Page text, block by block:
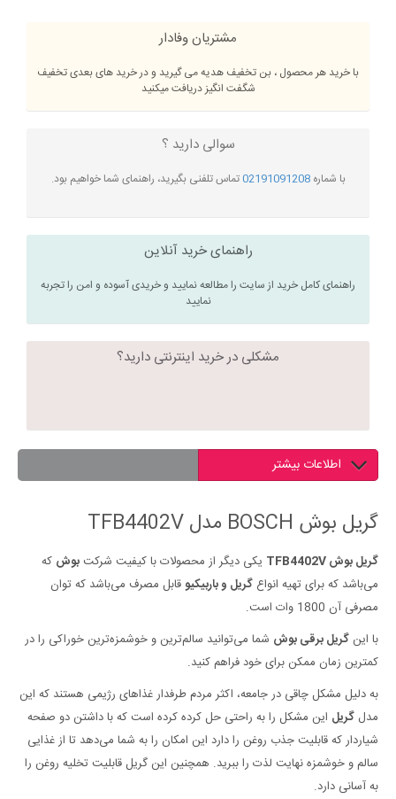
مشتریان وفادار
با خرید هر محصول ، بن تخفیف هدیه می گیرید و در خرید های بعدی تخفیف
شگفت انگیز دریافت میکنید
سوالی دارید ؟
با شماره02191091208تماس تلفنی بگیرید، راهنمای شما خواهیم بود.
راهنمای خرید آنلاین
راهنمای کامل خرید از سایت را مطالعه نمایید و خریدی آسوده و امن را تجربه
نمایید
مشکلی در خرید اینترنتی دارید؟
اطلاعات بیشتر
گریل بوش BOSCH مدل TFB4402V
گریل بوش TFB4402V یکی دیگر از محصولات با کیفیت شرکت بوش که
می‌باشد که برای تهیه انواع گریل و باربیکیوقابل مصرف می‌‌باشد که توان
مصرفی آن 1800 وات است.
با این گریل برقی بوش شما می‌توانید سالم‌ترین و خوشمزه‌ترین خوراکی را در
کمترین زمان ممکن برای خود فراهم کنید.
به دلیل مشکل چاقی در جامعه، اکثر مردم طرفدار غذاهای رژیمی هستند که این
مدل گریل این مشکل را به راحتی حل کرده کرده است که با داشتن دو صفحه
شیا‌ر‌دار که قابلیت جذب روغن را دارد این امکان را به شما می‌دهد تا از غذایی
سالم و خوشمزه نهایت لذت را ببرید. همچنین این گریل قابلیت تخلیه روغن را
به آسانی دارد.